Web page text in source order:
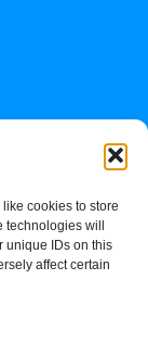
cookies to store
will
unique IDs on this
affect certain